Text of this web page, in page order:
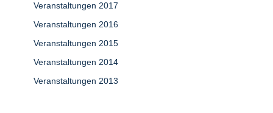
Veranstaltungen 2017
Veranstaltungen 2016
Veranstaltungen 2015
Veranstaltungen 2014
Veranstaltungen 2013